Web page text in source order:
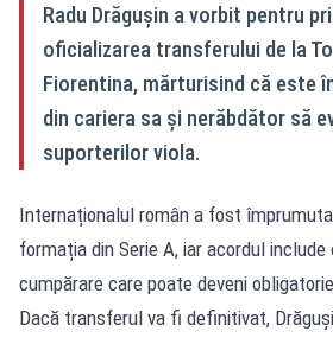
Radu Drăgușin a vorbit pentru
oficializarea transferului de la
Fiorentina, mărturisind că este
din cariera sa și nerăbdător să
suporterilor viola.
Internaționalul român a fost
formația din Serie A, iar acordul include
cumpărare care poate deveni
Dacă transferul va fi definitivat,